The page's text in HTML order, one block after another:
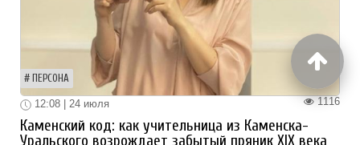
ПЕРСОНА
1116
12:08 | 24 июля
Каменский код: как учительница из Каменска-
Уральского возрождает забытый пряник XIX века